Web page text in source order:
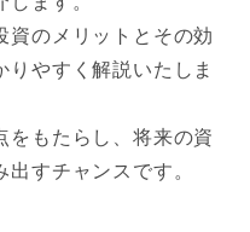
資のメリットとその効
やすく解説いたしま
をもたらし、将来の資
すチャンスです。